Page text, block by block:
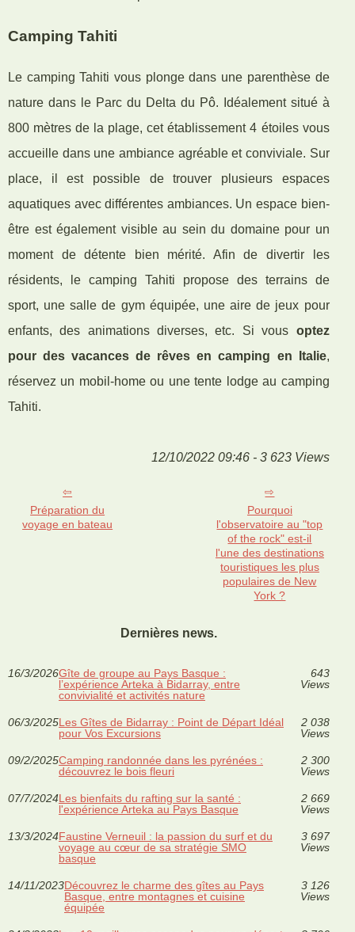
Camping Tahiti
Le camping Tahiti vous plonge dans une parenthèse de
nature dans le Parc du Delta du Pô. Idéalement situé à
800 mètres de la plage, cet établissement 4 étoiles vous
accueille dans une ambiance agréable et conviviale. Sur
place, il est possible de trouver plusieurs espaces
aquatiques avec différentes ambiances. Un espace bien-
être est également visible au sein du domaine pour un
moment de détente bien mérité. Afin de divertir les
résidents, le camping Tahiti propose des terrains de
sport, une salle de gym équipée, une aire de jeux pour
enfants, des animations diverses, etc. Si vous optez
pour des vacances de rêves en camping en Italie,
réservez un mobil-home ou une tente lodge au camping
Tahiti.
12/10/2022 09:46 - 3 623 Views
Préparation du
voyage en bateau
Pourquoi
l'observatoire au "top
of the rock" est-il
l'une des destinations
touristiques les plus
populaires de New
York ?
Dernières news.
16/3/2026Gîte de groupe au Pays Basque :
l’expérience Arteka à Bidarray, entre
convivialité et activités nature
643
Views
06/3/2025Les Gîtes de Bidarray : Point de Départ Idéal
pour Vos Excursions
2 038
Views
09/2/2025Camping randonnée dans les pyrénées :
découvrez le bois fleuri
2 300
Views
07/7/2024Les bienfaits du rafting sur la santé :
l'expérience Arteka au Pays Basque
2 669
Views
13/3/2024Faustine Verneuil : la passion du surf et du
voyage au cœur de sa stratégie SMO
basque
3 697
Views
14/11/2023Découvrez le charme des gîtes au Pays
Basque, entre montagnes et cuisine
équipée
3 126
Views